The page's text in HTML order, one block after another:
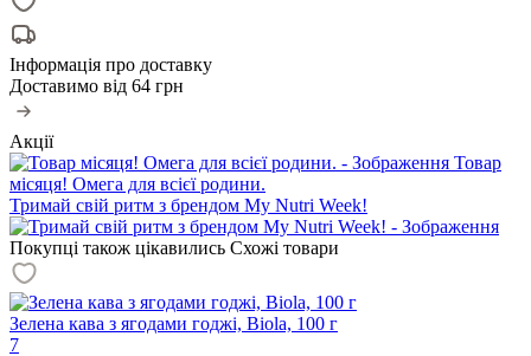
Інформація про доставку
Доставимо від 64 грн
Акції
Товар
місяця! Омега для всієї родини.
Тримай свій ритм з брендом My Nutri Week!
Покупці також цікавились Схожі товари
Зелена кава з ягодами годжі, Biola, 100 г
7